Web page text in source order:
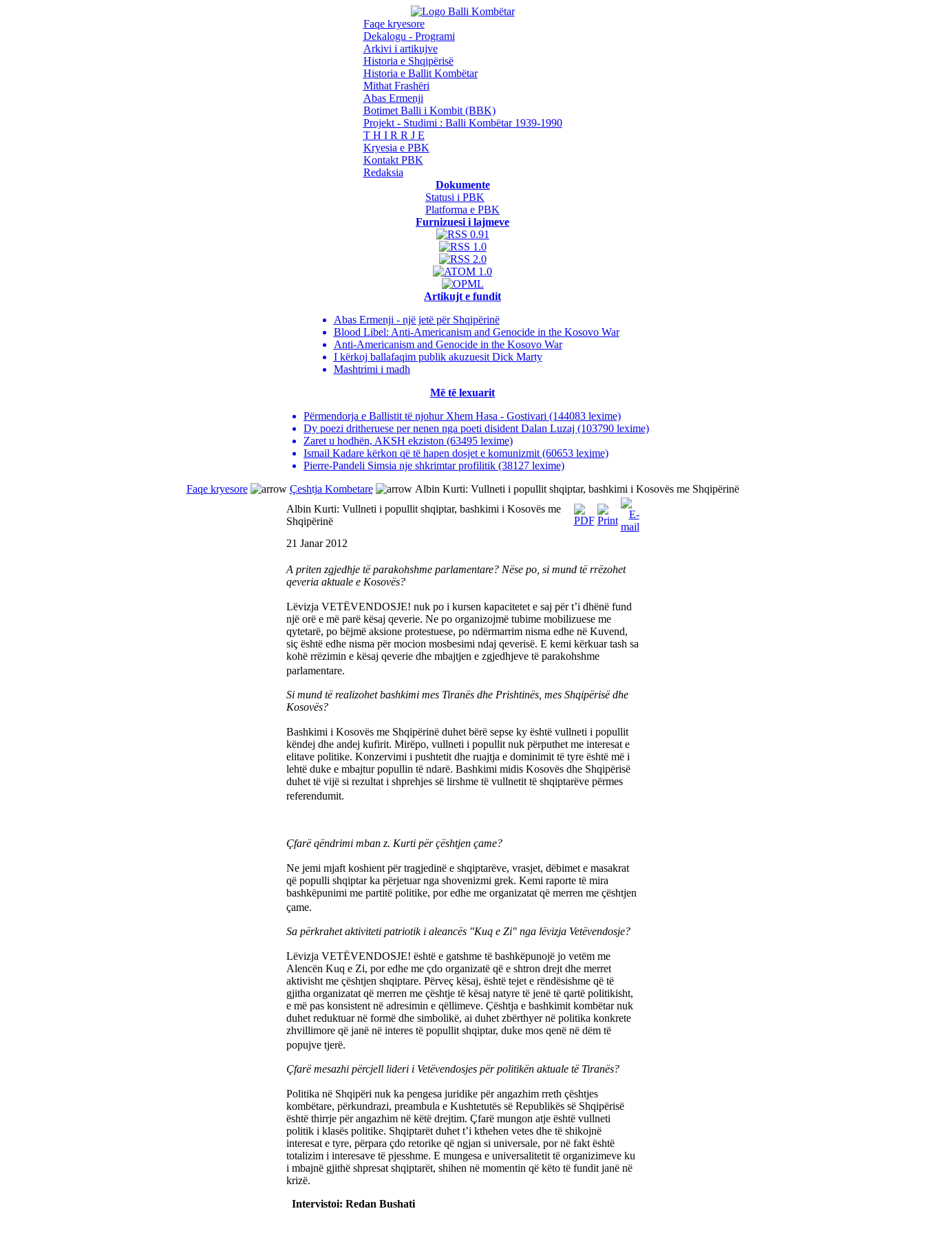
Faqe kryesore
Dekalogu - Programi
Arkivi i artikujve
Historia e Shqipërisë
Historia e Ballit Kombëtar
Mithat Frashëri
Abas Ermenji
Botimet Balli i Kombit (BBK)
Projekt - Studimi : Balli Kombëtar 1939-1990
T H I R R J E
Kryesia e PBK
Kontakt PBK
Redaksia
Dokumente
Statusi i PBK
Platforma e PBK
Furnizuesi i lajmeve
Artikujt e fundit
Abas Ermenji - një jetë për Shqipërinë
Blood Libel: Anti-Americanism and Genocide in the Kosovo War
Anti-Americanism and Genocide in the Kosovo War
I kërkoj ballafaqim publik akuzuesit Dick Marty
Mashtrimi i madh
Më të lexuarit
Përmendorja e Ballistit të njohur Xhem Hasa - Gostivari (144083 lexime)
Dy poezi dritheruese per nenen nga poeti disident Dalan Luzaj (103790 lexime)
Zaret u hodhën, AKSH ekziston (63495 lexime)
Ismail Kadare kërkon që të hapen dosjet e komunizmit (60653 lexime)
Pierre-Pandeli Simsia nje shkrimtar profilitik (38127 lexime)
Faqe kryesore
Çeshtja Kombetare
Albin Kurti: Vullneti i popullit shqiptar, bashkimi i Kosovës me Shqipërinë
Albin Kurti: Vullneti i popullit shqiptar, bashkimi i Kosovës me
Shqipërinë
21 Janar 2012
A priten zgjedhje të parakohshme parlamentare? Nëse po, si mund të rrëzohet
qeveria aktuale e Kosovës?
Lëvizja VETËVENDOSJE! nuk po i kursen kapacitetet e saj për t’i dhënë fund
një orë e më parë kësaj qeverie. Ne po organizojmë tubime mobilizuese me
qytetarë, po bëjmë aksione protestuese, po ndërmarrim nisma edhe në Kuvend,
siç është edhe nisma për mocion mosbesimi ndaj qeverisë. E kemi kërkuar tash sa
kohë rrëzimin e kësaj qeverie dhe mbajtjen e zgjedhjeve të parakohshme
parlamentare.
Si mund të realizohet bashkimi mes Tiranës dhe Prishtinës, mes Shqipërisë dhe
Kosovës?
Bashkimi i Kosovës me Shqipërinë duhet bërë sepse ky është vullneti i popullit
këndej dhe andej kufirit. Mirëpo, vullneti i popullit nuk përputhet me interesat e
elitave politike. Konzervimi i pushtetit dhe ruajtja e dominimit të tyre është më i
lehtë duke e mbajtur popullin të ndarë. Bashkimi midis Kosovës dhe Shqipërisë
duhet të vijë si rezultat i shprehjes së lirshme të vullnetit të shqiptarëve përmes
referendumit.
Çfarë qëndrimi mban z. Kurti për çështjen çame?
Ne jemi mjaft koshient për tragjedinë e shqiptarëve, vrasjet, dëbimet e masakrat
që populli shqiptar ka përjetuar nga shovenizmi grek. Kemi raporte të mira
bashkëpunimi me partitë politike, por edhe me organizatat që merren me çështjen
çame.
Sa përkrahet aktiviteti patriotik i aleancës "Kuq e Zi" nga lëvizja Vetëvendosje?
Lëvizja VETËVENDOSJE! është e gatshme të bashkëpunojë jo vetëm me
Alencën Kuq e Zi, por edhe me çdo organizatë që e shtron drejt dhe merret
aktivisht me çështjen shqiptare. Përveç kësaj, është tejet e rëndësishme që të
gjitha organizatat që merren me çështje të kësaj natyre të jenë të qartë politikisht,
e më pas konsistent në adresimin e qëllimeve. Çështja e bashkimit kombëtar nuk
duhet reduktuar në formë dhe simbolikë, ai duhet zbërthyer në politika konkrete
zhvillimore që janë në interes të popullit shqiptar, duke mos qenë në dëm të
popujve tjerë.
Çfarë mesazhi përcjell lideri i Vetëvendosjes për politikën aktuale të Tiranës?
Politika në Shqipëri nuk ka pengesa juridike për angazhim rreth çështjes
kombëtare, përkundrazi, preambula e Kushtetutës së Republikës së Shqipërisë
është thirrje për angazhim në këtë drejtim. Çfarë mungon atje është vullneti
politik i klasës politike. Shqiptarët duhet t’i kthehen vetes dhe të shikojnë
interesat e tyre, përpara çdo retorike që ngjan si universale, por në fakt është
totalizim i interesave të pjesshme. E mungesa e universalitetit të organizimeve ku
i mbajnë gjithë shpresat shqiptarët, shihen në momentin që këto të fundit janë në
krizë.
Intervistoi: Redan Bushati